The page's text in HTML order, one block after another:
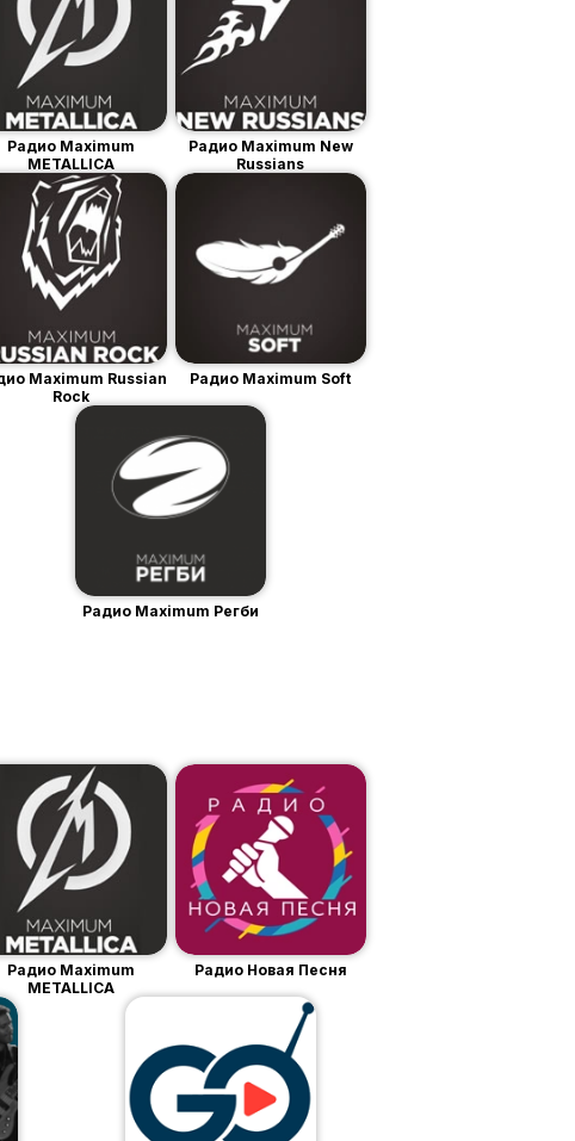
Радио Maximum
METALLICA
Радио Maximum New
Russians
Maximum Russian
Rock
Радио Maximum Soft
Радио Maximum Регби
Радио Maximum
METALLICA
Радио Новая Песня